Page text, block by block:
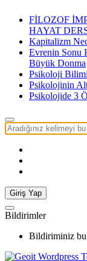
FİLOZOF
HAYAT
Kapitalizm
Evrenin Sonu
Büyük Donma
Psikoloji
Psikolojinin
Psikolojide 3
Giriş Yap
Bildirimler
Bildiriminiz